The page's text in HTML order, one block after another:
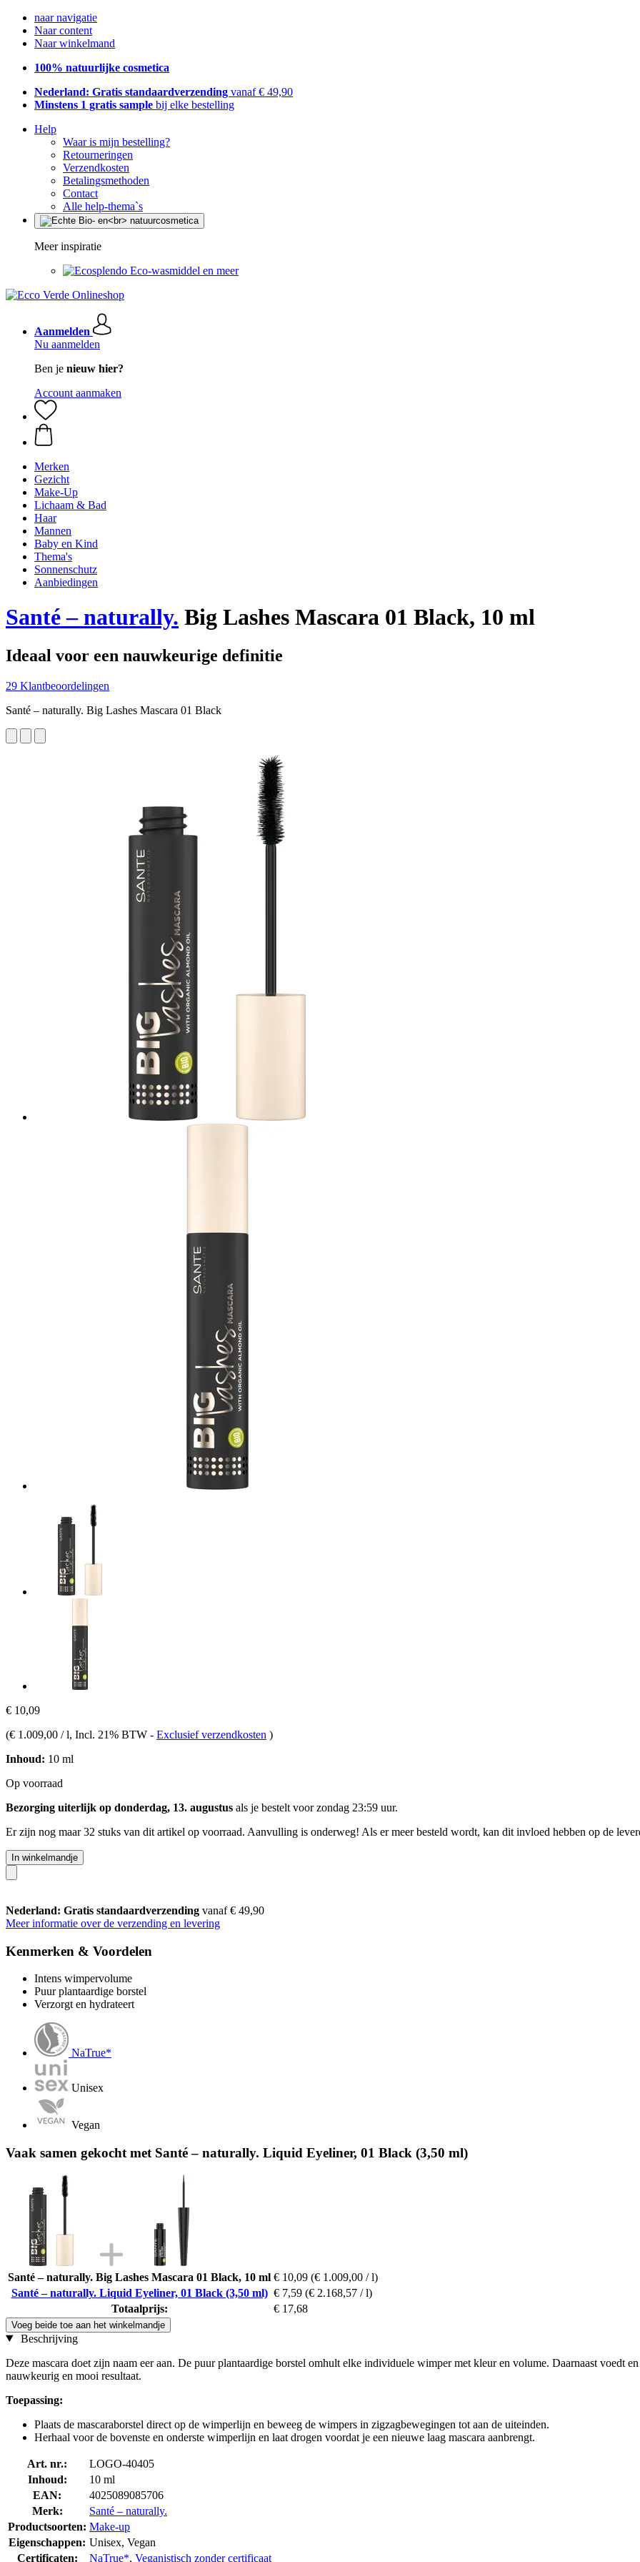
naar navigatie
Naar content
Naar winkelmand
100% natuurlijke cosmetica
Nederland: Gratis standaardverzending vanaf € 49,90
Minstens 1 gratis sample bij elke bestelling
Help
Waar is mijn bestelling?
Retourneringen
Verzendkosten
Betalingsmethoden
Contact
Alle help-thema`s
Meer inspiratie
Eco-wasmiddel en meer
Aanmelden
Nu aanmelden
Ben je nieuw hier?
Account aanmaken
Merken
Gezicht
Make-Up
Lichaam & Bad
Haar
Mannen
Baby en Kind
Thema's
Sonnenschutz
Aanbiedingen
Santé – naturally. Big Lashes Mascara 01 Black, 10 ml
Ideaal voor een nauwkeurige definitie
29 Klantbeoordelingen
Santé – naturally. Big Lashes Mascara 01 Black
€ 10,09
(€ 1.009,00 / l, Incl. 21% BTW - Exclusief verzendkosten )
Inhoud: 10 ml
Op voorraad
Bezorging uiterlijk op donderdag, 13. augustus als je bestelt voorzondag 23:59 uur.
Er zijn nog maar 32 stuks van dit artikel op voorraad. Aanvulling is onderweg! Als er meer besteld wordt, kan dit invloed hebben op de
In winkelmandje
Nederland: Gratis standaardverzending vanaf € 49,90
Meer informatie over de verzending en levering
Kenmerken & Voordelen
Intens wimpervolume
Puur plantaardige borstel
Verzorgt en hydrateert
NaTrue*
Unisex
Vegan
Vaak samen gekocht met Santé – naturally. Liquid Eyeliner, 01 Black (3,50 ml)
Santé – naturally. Big Lashes Mascara 01 Black, 10 ml € 10,09 (€ 1.009,00 / l)
Santé – naturally. Liquid Eyeliner, 01 Black (3,50 ml) € 7,59 (€ 2.168,57 / l)
Totaalprijs:
€ 17,68
Voeg beide toe aan het winkelmandje
Beschrijving
Deze mascara doet zijn naam eer aan. De puur plantaardige borstel omhult elke individuele wimper met kleur en volume. Daarnaast voedt
nauwkeurig en mooi resultaat.
Toepassing:
Plaats de mascaraborstel direct op de wimperlijn en beweeg de wimpers in zigzagbewegingen tot aan de uiteinden.
Herhaal voor de bovenste en onderste wimperlijn en laat drogen voordat je een nieuwe laag mascara aanbrengt.
Art. nr.:
LOGO-40405
Inhoud:
10 ml
EAN:
4025089085706
Merk:
Santé – naturally.
Productsoorten: Make-up
Eigenschappen: Unisex, Vegan
Certificaten:
NaTrue*, Veganistisch zonder certificaat